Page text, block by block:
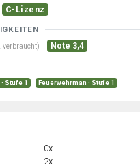
C-Lizenz
verbraucht) Note 3,4
Stufe 1 Feuerwehrman · Stufe 1
0x
2x